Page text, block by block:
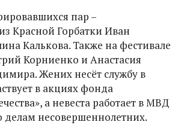
пар –
Красной Горбатки Иван
Калькова. Также на фестивале
Корниенко и Анастасия
Жених несёт службу в
в акциях фонда
а невеста работает в МВД
делам несовершеннолетних.